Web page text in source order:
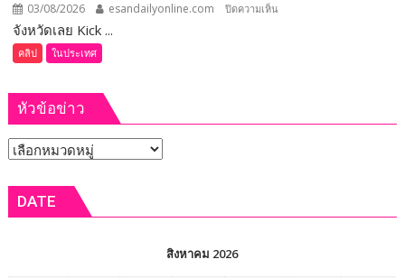
03/08/2026 esandailyonline.com ปิดความเห็น
Off
จังหวัดเลย Kick ...
คลิป ในประเทศ
หัวข้อข่าว
หัวข้อ
DATE
สิงหาคม 2026